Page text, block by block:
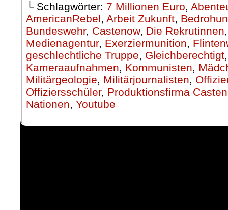
└ Schlagwörter: 7 Millionen Euro,
AmericanRebel, Arbeit Zukunft,
Bundeswehr, Castenow, Die Rekrutinnen
Medienagentur, Exerziermunition,
geschlechtliche Truppe, Gleichberechtigt
Kameraaufnahmen, Kommunisten,
Militärgeologie, Militärjournalisten,
Offiziersschüler, Produktionsfirma
Nationen, Youtube